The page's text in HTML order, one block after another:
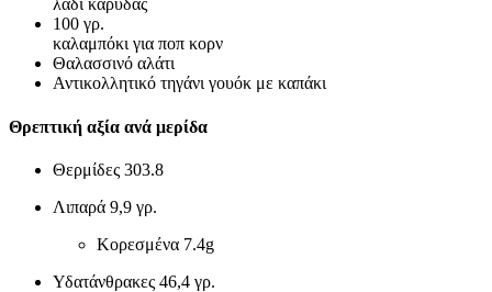
λάδι καρύδας
100 γρ.
καλαμπόκι για ποπ κορν
Θαλασσινό αλάτι
Αντικολλητικό τηγάνι γουόκ με καπάκι
Θρεπτική αξία ανά μερίδα
Θερμίδες 303.8
Λιπαρά 9,9 γρ.
Κορεσμένα 7.4g
Υδατάνθρακες 46,4 γρ.